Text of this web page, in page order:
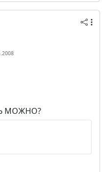
МОЖНО?